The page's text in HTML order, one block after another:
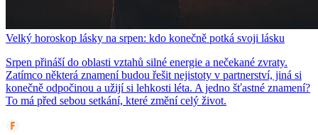
Velký horoskop lásky na srpen: kdo konečně potká svoji lásku
Srpen přináší do oblasti vztahů silné energie a nečekané zvraty.
Zatímco některá znamení budou řešit nejistoty v partnerství, jiná si
konečně odpočinou a užijí si lehkosti léta. A jedno šťastné znamení?
To má před sebou setkání, které změní celý život.